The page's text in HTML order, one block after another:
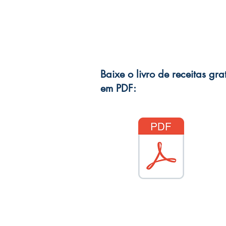
Baixe o livro de receitas
em PDF: